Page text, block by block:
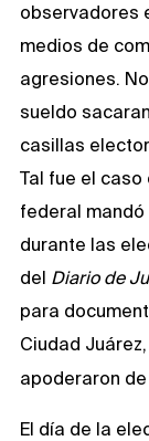
observadores
medios de
agresiones.
sueldo
casillas
Tal fue el caso
federal
durante las
del Diario de
para
Ciudad
apoderaron
El día de la